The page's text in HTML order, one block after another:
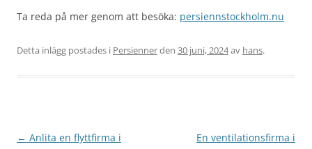
Ta reda på mer genom att besöka: persiennstockholm.nu
Detta inlägg postades i Persiennerden 30 juni, 2024av hans.
Inläggsnavigering
← Anlita en flyttfirma i
En ventilationsfirma i